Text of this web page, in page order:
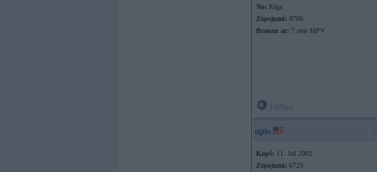
No: Rīga
Ziņojumi: 8700
Braucu ar: 7 seat MPV
upis
Kopš: 11. Jul 2002
Ziņojumi: 6729